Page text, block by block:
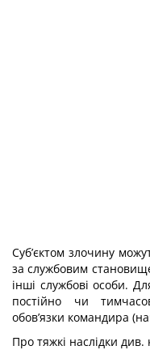
Суб’єктом злочину
за службовим
інші службові особи.
постійно чи
обов’язки командира
Про тяжкі наслідки див.